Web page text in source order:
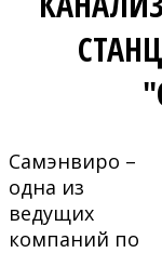
Самэнвиро –
одна из
ведущих
компаний по